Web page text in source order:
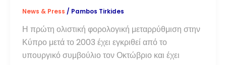
News & Press / Pambos Tirkides
Η πρώτη ολιστική φορολογική μεταρρύθμιση στην
Κύπρο μετά το 2003 έχει εγκριθεί από το
υπουργικό συμβούλιο τον Οκτώβριο και έχει